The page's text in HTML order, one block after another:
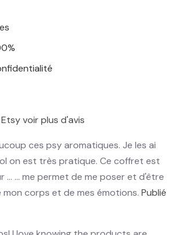
voir plus d'avis
ces psy aromatiques. Je les ai
on est très pratique. Ce coffret est
... me permet de me poser et d'être
mon corps et de mes émotions. Publié